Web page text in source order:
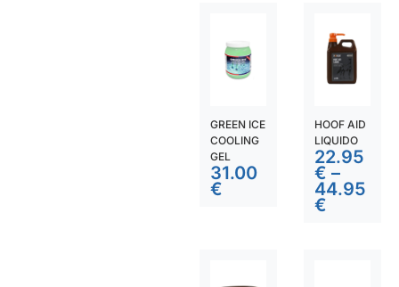
GREEN ICE
COOLING
GEL
31.00
€
HOOF AID
LIQUIDO
22.95
€ –
44.95
€